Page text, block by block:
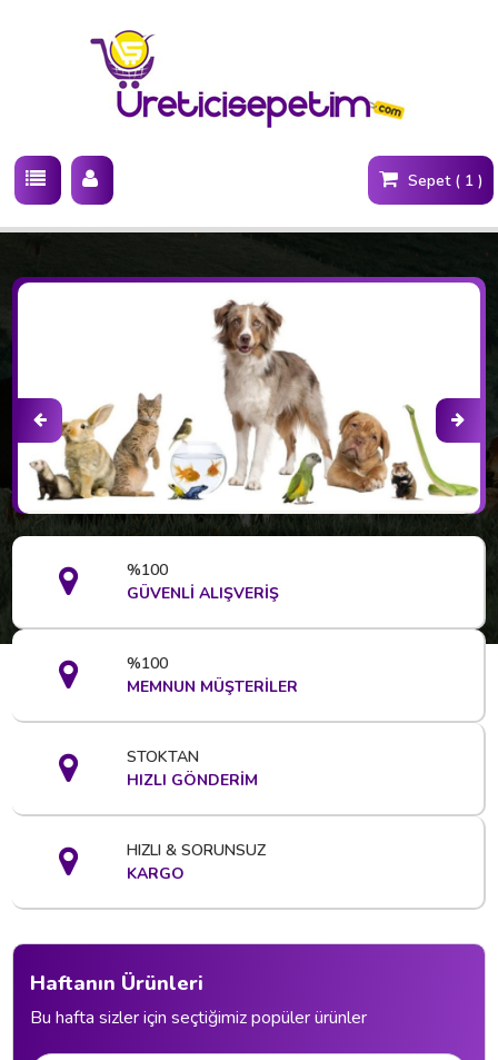
Sepet ( 1 )
%100
GÜVENLİ ALIŞVERİŞ
%100
MEMNUN MÜŞTERİLER
STOKTAN
HIZLI GÖNDERİM
HIZLI & SORUNSUZ
KARGO
Haftanın Ürünleri
Bu hafta sizler için seçtiğimiz popüler ürünler
Kargo Hariç
ŞAPDUR 5.LT
4000 TL
İncele